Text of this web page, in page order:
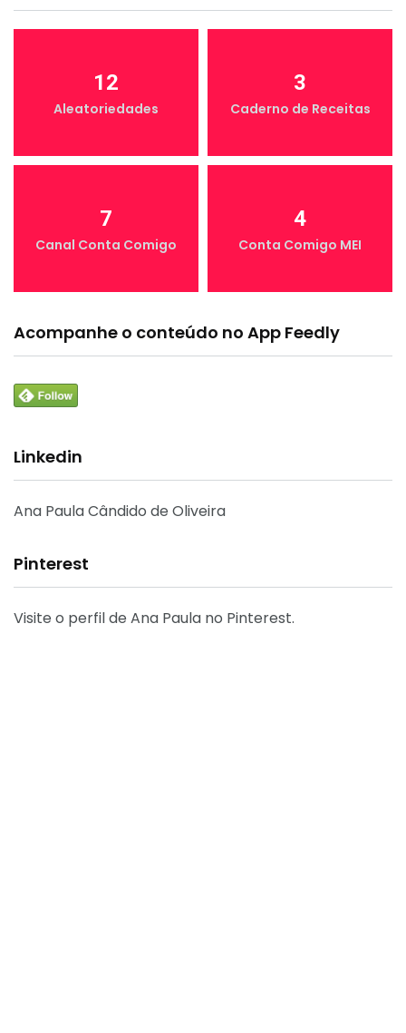
12
Aleatoriedades
3
Caderno de Receitas
7
Canal Conta Comigo
4
Conta Comigo MEI
Acompanhe o conteúdo no App Feedly
Linkedin
Ana Paula Cândido de Oliveira
Pinterest
Visite o perfil de Ana Paula no Pinterest.